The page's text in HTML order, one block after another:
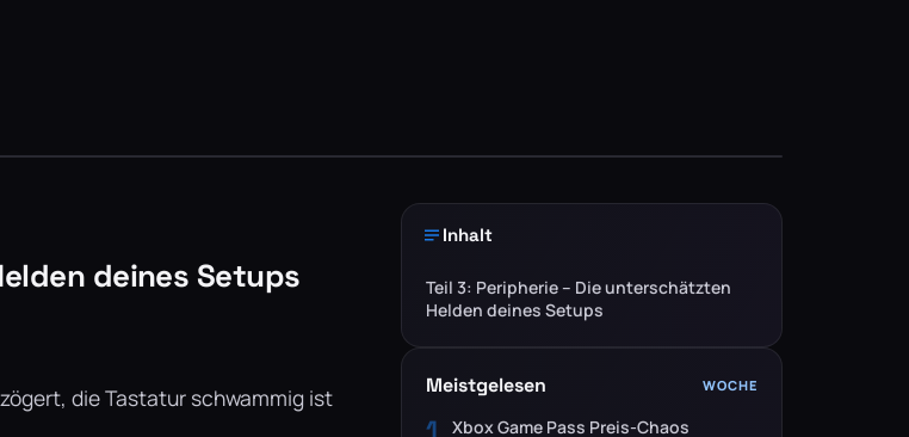
deines Setups
die Tastatur schwammig ist
Inhalt
Teil 3: Peripherie – Die unterschätzten
Helden deines Setups
Meistgelesen WOCHE
1
Xbox Game Pass Preis-Chaos